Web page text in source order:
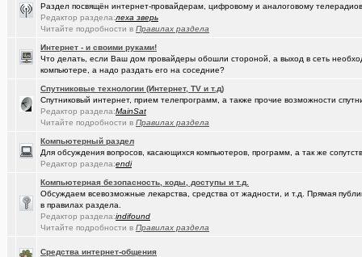
Кто такой человек?(kinslayer)
Фото форумчан(елочник)
Старости Омска.(Молодец.) +159
Мьюинг за 3 минуты(tramov)
Красивая одежда для худеньких девушек (размер 40-42)
Забор из профнастила, как правильно?
А у кого это сегодня День рождения?
Восстановление информации с HDD, SSD, Flash. Ремонт HDD. (Винчесте..)
Любимая Люлюня, с днём рождения!
Раздел посвящён интернет-провайдерам, цифровому и аналоговому
Редактор раздела:леха зверь
Читайте подробности в Правилах раздела
Интернет - и своими руками!
Что делать, если Ваш дом провайдеры обошли стороной, а выход в сеть
компьютере, а надо раздать его на соседние?
Спутниковые технологии (Интернет, TV и т.д)
Спутниковый интернет, прием телепрограмм, а также прочие возможности
Редактор раздела:MainSat
Читайте подробности в Правилах раздела
Компьютерный раздел
Для обсуждения вопросов, касающихся компьютеров, программ, а так же
Редактор раздела:endi
Компьютерная безопасность, коды, доступы и т.д.
Обсуждаем всевозможные лекарства, средства от жадности, и т.д. Прямая
в правилах раздела.
Редактор раздела:indifound
Читайте подробности в Правилах раздела
Средства интернет-общения